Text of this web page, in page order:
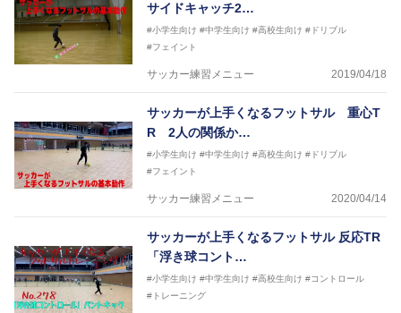
サイドキャッチ2…
#小学生向け #中学生向け #高校生向け #ドリブル
#フェイント
サッカー練習メニュー 2019/04/18
サッカーが上手くなるフットサル 重心T
R 2人の関係か…
#小学生向け #中学生向け #高校生向け #ドリブル
#フェイント
サッカー練習メニュー 2020/04/14
サッカーが上手くなるフットサル 反応TR
「浮き球コント…
#小学生向け #中学生向け #高校生向け #コントロール
#トレーニング